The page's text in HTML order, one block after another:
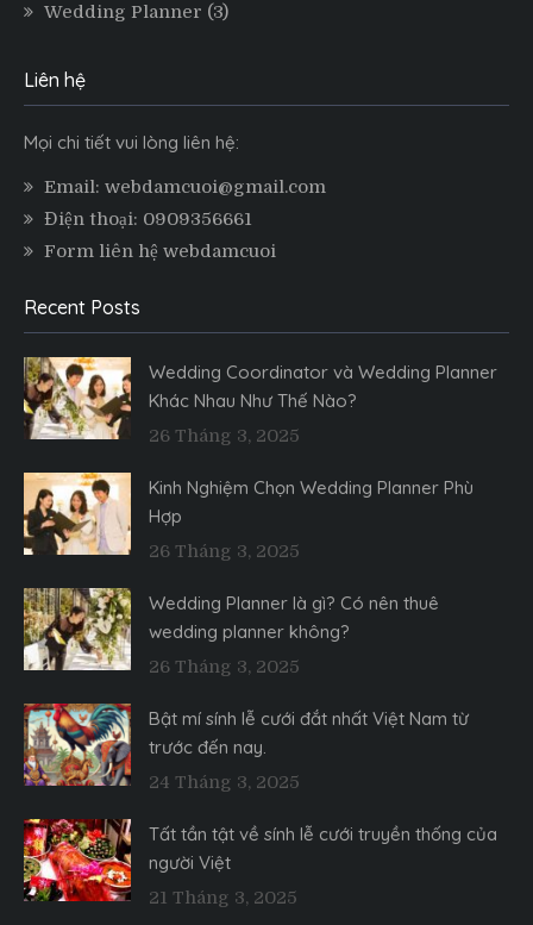
Wedding Planner (3)
Liên hệ
Mọi chi tiết vui lòng liên hệ:
Email: webdamcuoi@gmail.com
Điện thoại: 0909356661
Form liên hệ webdamcuoi
Recent Posts
Wedding Coordinator và Wedding Planner
Khác Nhau Như Thế Nào?
26 Tháng 3, 2025
Kinh Nghiệm Chọn Wedding Planner Phù
Hợp
26 Tháng 3, 2025
Wedding Planner là gì? Có nên thuê
wedding planner không?
26 Tháng 3, 2025
Bật mí sính lễ cưới đắt nhất Việt Nam từ
trước đến nay.
24 Tháng 3, 2025
Tất tần tật về sính lễ cưới truyền thống của
người Việt
21 Tháng 3, 2025